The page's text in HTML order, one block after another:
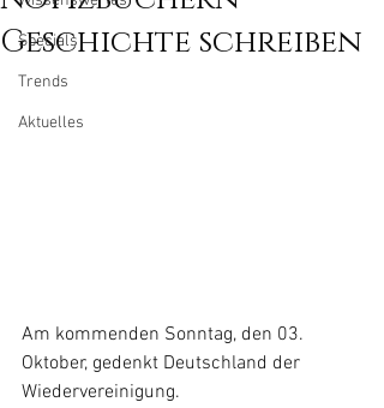
Specials
Trends
Aktuelles
Geschichte schreiben
Am kommenden Sonntag, den 03.
Oktober, gedenkt Deutschland der
Wiedervereinigung.